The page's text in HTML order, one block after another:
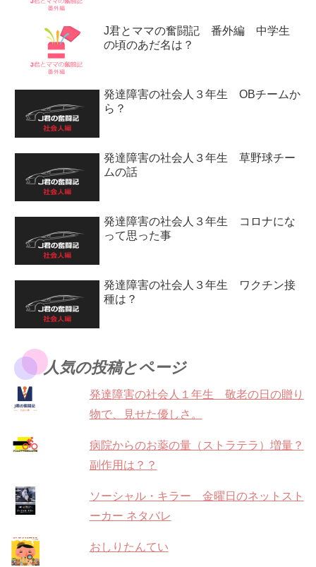
J君とママの奮闘記 番外編 中学生
の頃のあだ名は？
発達障害の社会人３年生 OBチームか
ら？
発達障害の社会人３年生 草野球チー
ムの話
発達障害の社会人３年生 コロナにな
って思った事
発達障害の社会人３年生 ワクチン接
種は？
人気の投稿とページ
発達障害の社会人１年生 敬老の日の贈り
物で、見せた優しさ。
病院からのお薬の量（ストラテラ）増量？
副作用は？？
ソーシャル・キラー 金曜日のネットスト
ーカー ネタバレ
おしりたんてい